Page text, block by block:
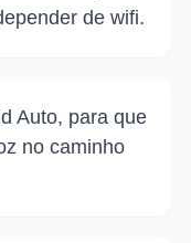
de wifi.
Auto, para que
no caminho